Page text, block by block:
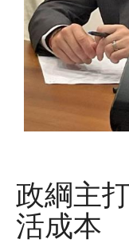
政綱主
活成本